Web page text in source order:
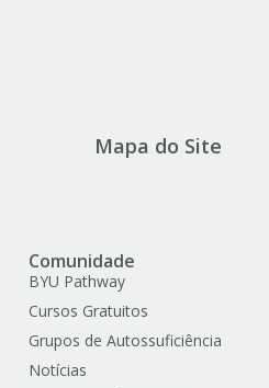
Mapa do Site
Comunidade
BYU Pathway
Cursos Gratuitos
Grupos de Autossuficiência
Notícias